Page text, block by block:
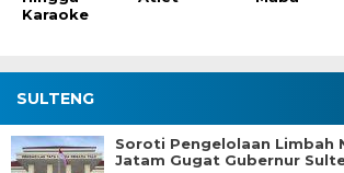
Karaoke
SULTENG
Soroti Pengelolaan Limbah
Jatam Gugat Gubernur